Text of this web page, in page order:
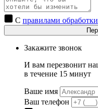
С правилами обработки
Закажите звонок
И вам перезвонит
в течение 15 минут
Ваше имя
Ваш телефон